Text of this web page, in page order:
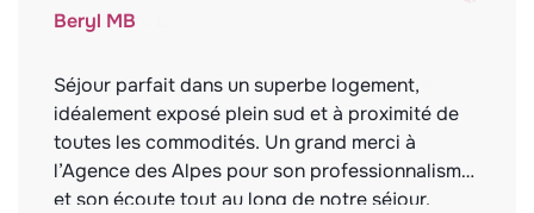
Beryl MB
Séjour parfait dans un superbe logement,
idéalement exposé plein sud et à proximité de
toutes les commodités. Un grand merci à
l’Agence des Alpes pour son professionnalisme
et son écoute tout au long de notre séjour.